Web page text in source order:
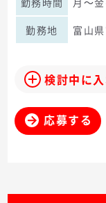
勤務地
富山
検討中に
応募する